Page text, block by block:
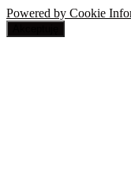
Powered by Cookie